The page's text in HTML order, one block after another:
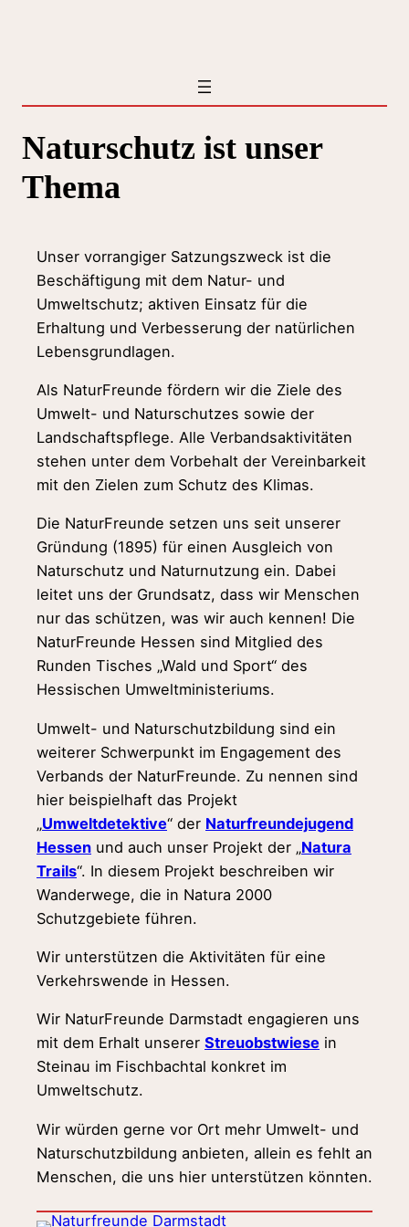
Naturschutz ist unser
Thema
Unser vorrangiger Satzungszweck ist die
Beschäftigung mit dem Natur- und
Umweltschutz; aktiven Einsatz für die
Erhaltung und Verbesserung der natürlichen
Lebensgrundlagen.
Als NaturFreunde fördern wir die Ziele des
Umwelt- und Naturschutzes sowie der
Landschaftspflege. Alle Verbandsaktivitäten
stehen unter dem Vorbehalt der Vereinbarkeit
mit den Zielen zum Schutz des Klimas.
Die NaturFreunde setzen uns seit unserer
Gründung (1895) für einen Ausgleich von
Naturschutz und Naturnutzung ein. Dabei
leitet uns der Grundsatz, dass wir Menschen
nur das schützen, was wir auch kennen! Die
NaturFreunde Hessen sind Mitglied des
Runden Tisches „Wald und Sport“ des
Hessischen Umweltministeriums.
Umwelt- und Naturschutzbildung sind ein
weiterer Schwerpunkt im Engagement des
Verbands der NaturFreunde. Zu nennen sind
hier beispielhaft das Projekt
„Umweltdetektive“ der Naturfreundejugend
Hessen und auch unser Projekt der „Natura
Trails“. In diesem Projekt beschreiben wir
Wanderwege, die in Natura 2000
Schutzgebiete führen.
Wir unterstützen die Aktivitäten für eine
Verkehrswende in Hessen.
Wir NaturFreunde Darmstadt engagieren uns
mit dem Erhalt unserer Streuobstwiese in
Steinau im Fischbachtal konkret im
Umweltschutz.
Wir würden gerne vor Ort mehr Umwelt- und
Naturschutzbildung anbieten, allein es fehlt an
Menschen, die uns hier unterstützen könnten.